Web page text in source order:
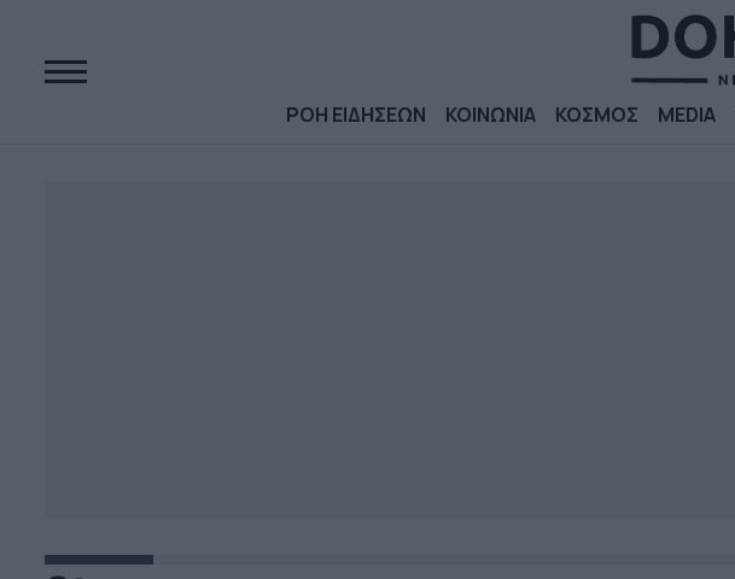
ΡΟΗ ΕΙΔΗΣΕΩΝ ΚΟΙΝΩΝΙΑ ΚΟΣΜΟΣ MEDIA